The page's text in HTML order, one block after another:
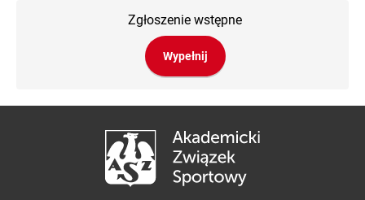
Zgłoszenie wstępne
Wypełnij